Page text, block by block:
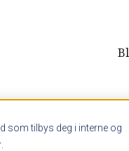
som tilbys deg i interne og